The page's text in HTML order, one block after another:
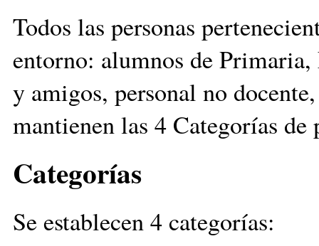
Todos las personas
entorno: alumnos de
y amigos, personal no
mantienen las 4 Categorías
Categorías
Se establecen 4 categorías: